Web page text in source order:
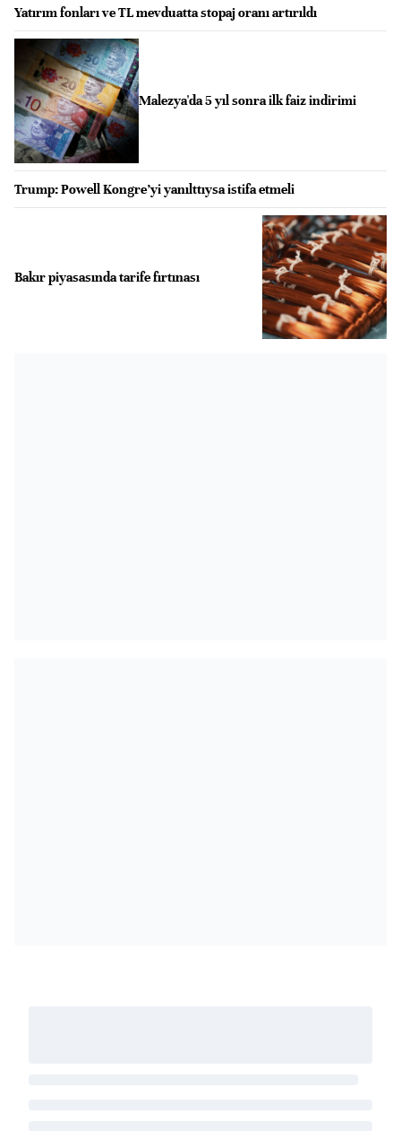
Yatırım fonları ve TL mevduatta stopaj oranı artırıldı
Malezya'da 5 yıl sonra ilk faiz indirimi
Trump: Powell Kongre’yi yanılttıysa istifa etmeli
Bakır piyasasında tarife fırtınası